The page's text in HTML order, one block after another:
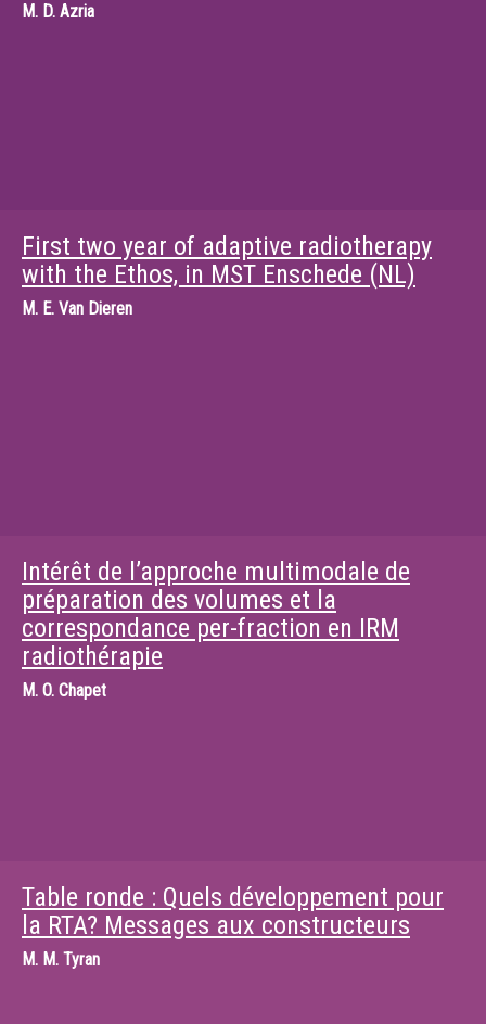
M. D. Azria
First two year of adaptive radiotherapy
with the Ethos, in MST Enschede (NL)
M. E. Van Dieren
Intérêt de l’approche multimodale de
préparation des volumes et la
correspondance per-fraction en IRM
radiothérapie
M. O. Chapet
Table ronde : Quels développement pour
la RTA? Messages aux constructeurs
M. M. Tyran